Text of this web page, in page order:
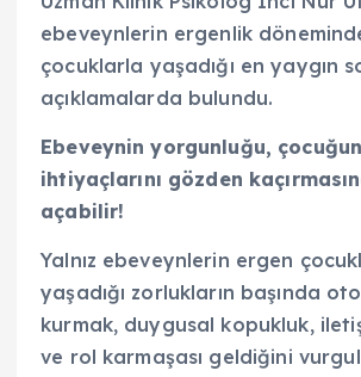
ebeveynlerin ergenlik
çocuklarla yaşadığı en yaygın
açıklamalarda bulundu.
Ebeveynin yorgunluğu,
ihtiyaçlarını gözden
açabilir!
Yalnız ebeveynlerin ergen
yaşadığı zorlukların başında
kurmak, duygusal kopukluk,
ve rol karmaşası geldiğini